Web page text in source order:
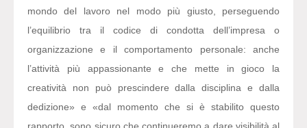
mondo del lavoro nel modo più giusto, perseguendo
l’equilibrio tra il codice di condotta dell’impresa o
organizzazione e il comportamento personale: anche
l’attività più appassionante e che mette in gioco la
creatività non può prescindere dalla disciplina e dalla
dedizione» e «dal momento che si è stabilito questo